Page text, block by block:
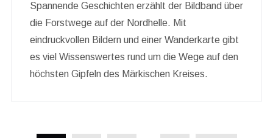
Spannende Geschichten erzählt der Bildband über
die Forstwege auf der Nordhelle. Mit
eindruckvollen Bildern und einer Wanderkarte gibt
es viel Wissenswertes rund um die Wege auf den
höchsten Gipfeln des Märkischen Kreises.